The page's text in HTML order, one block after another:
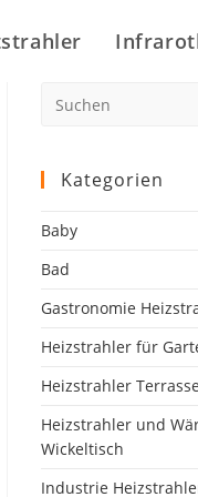
Kategorien
Baby
Bad
Gastronomie
Heizstrahler für
Heizstrahler Terrasse
Heizstrahler und
Wickeltisch
Industrie